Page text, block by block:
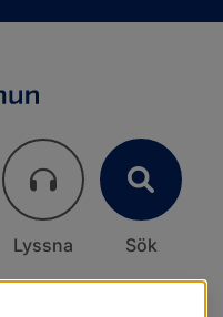
Lyssna Sök